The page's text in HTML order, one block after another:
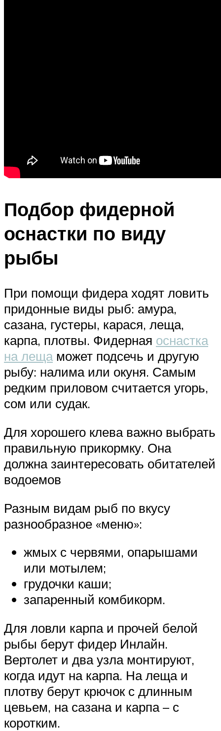
Подбор фидерной
оснастки по виду
рыбы
При помощи фидера ходят ловить
придонные виды рыб: амура,
сазана, густеры, карася, леща,
карпа, плотвы. Фидерная оснастка
на лещаможет подсечь и другую
рыбу: налима или окуня. Самым
редким приловом считается угорь,
сом или судак.
Для хорошего клева важно выбрать
правильную прикормку. Она
должна заинтересовать обитателей
водоемов
Разным видам рыб по вкусу
разнообразное «меню»:
жмых с червями, опарышами
или мотылем;
грудочки каши;
запаренный комбикорм.
Для ловли карпа и прочей белой
рыбы берут фидер Инлайн.
Вертолет и два узла монтируют,
когда идут на карпа. На леща и
плотву берут крючок с длинным
цевьем, на сазана и карпа – с
коротким.